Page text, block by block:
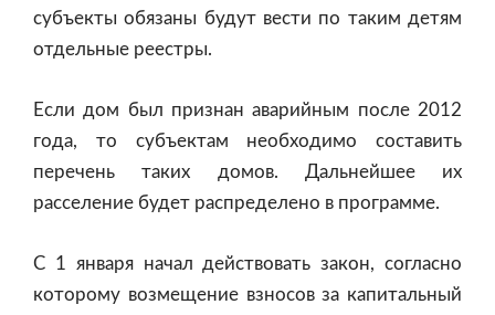
субъекты обязаны будут вести по таким детям
отдельные реестры.
Если дом был признан аварийным после 2012
года, то субъектам необходимо составить
перечень таких домов. Дальнейшее их
расселение будет распределено в программе.
С 1 января начал действовать закон, согласно
которому возмещение взносов за капитальный